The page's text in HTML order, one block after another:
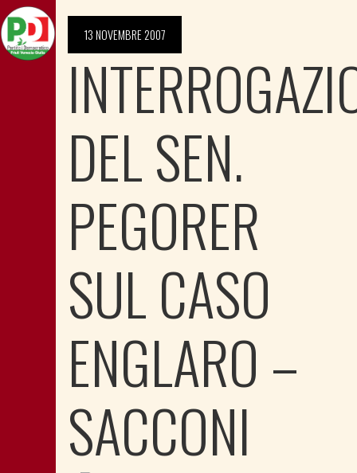
13 NOVEMBRE 2007
DEL SEN.
PEGORER
SUL CASO
ENGLARO –
SACCONI